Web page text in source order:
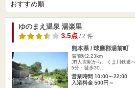
ゆのまえ温泉 湯楽里
3.5点/ 2 件
熊本県 / 球磨郡湯前町
湯前駅2.23km
JR人吉駅から、くま川鉄道
5分・徒歩30…
営業時間 10:00～22:00
入浴料金 500円～